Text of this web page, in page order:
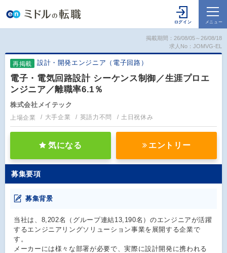
掲載期間：26/08/05～26/08/18
求人No：JOMVG-EL
再掲載 設計・開発エンジニア（電子回路）
電子・電気回路設計 シーケンス制御／生涯プロエ
ンジニア／離職率6.1％
株式会社メイテック
上場企業 大手企業 英語力不問 土日祝休み
気になる エントリー
募集要項
募集背景
当社は、8,202名（グループ連結13,190名）のエンジニアが活躍
するエンジニアリングソリューション事業を展開する企業で
す。
メーカーには様々な部署が必要で、実際に設計開発に携われる